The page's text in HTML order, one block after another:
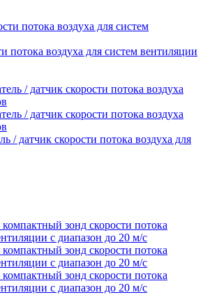
потока воздуха для систем вентиляции
/ датчик скорости потока воздуха для